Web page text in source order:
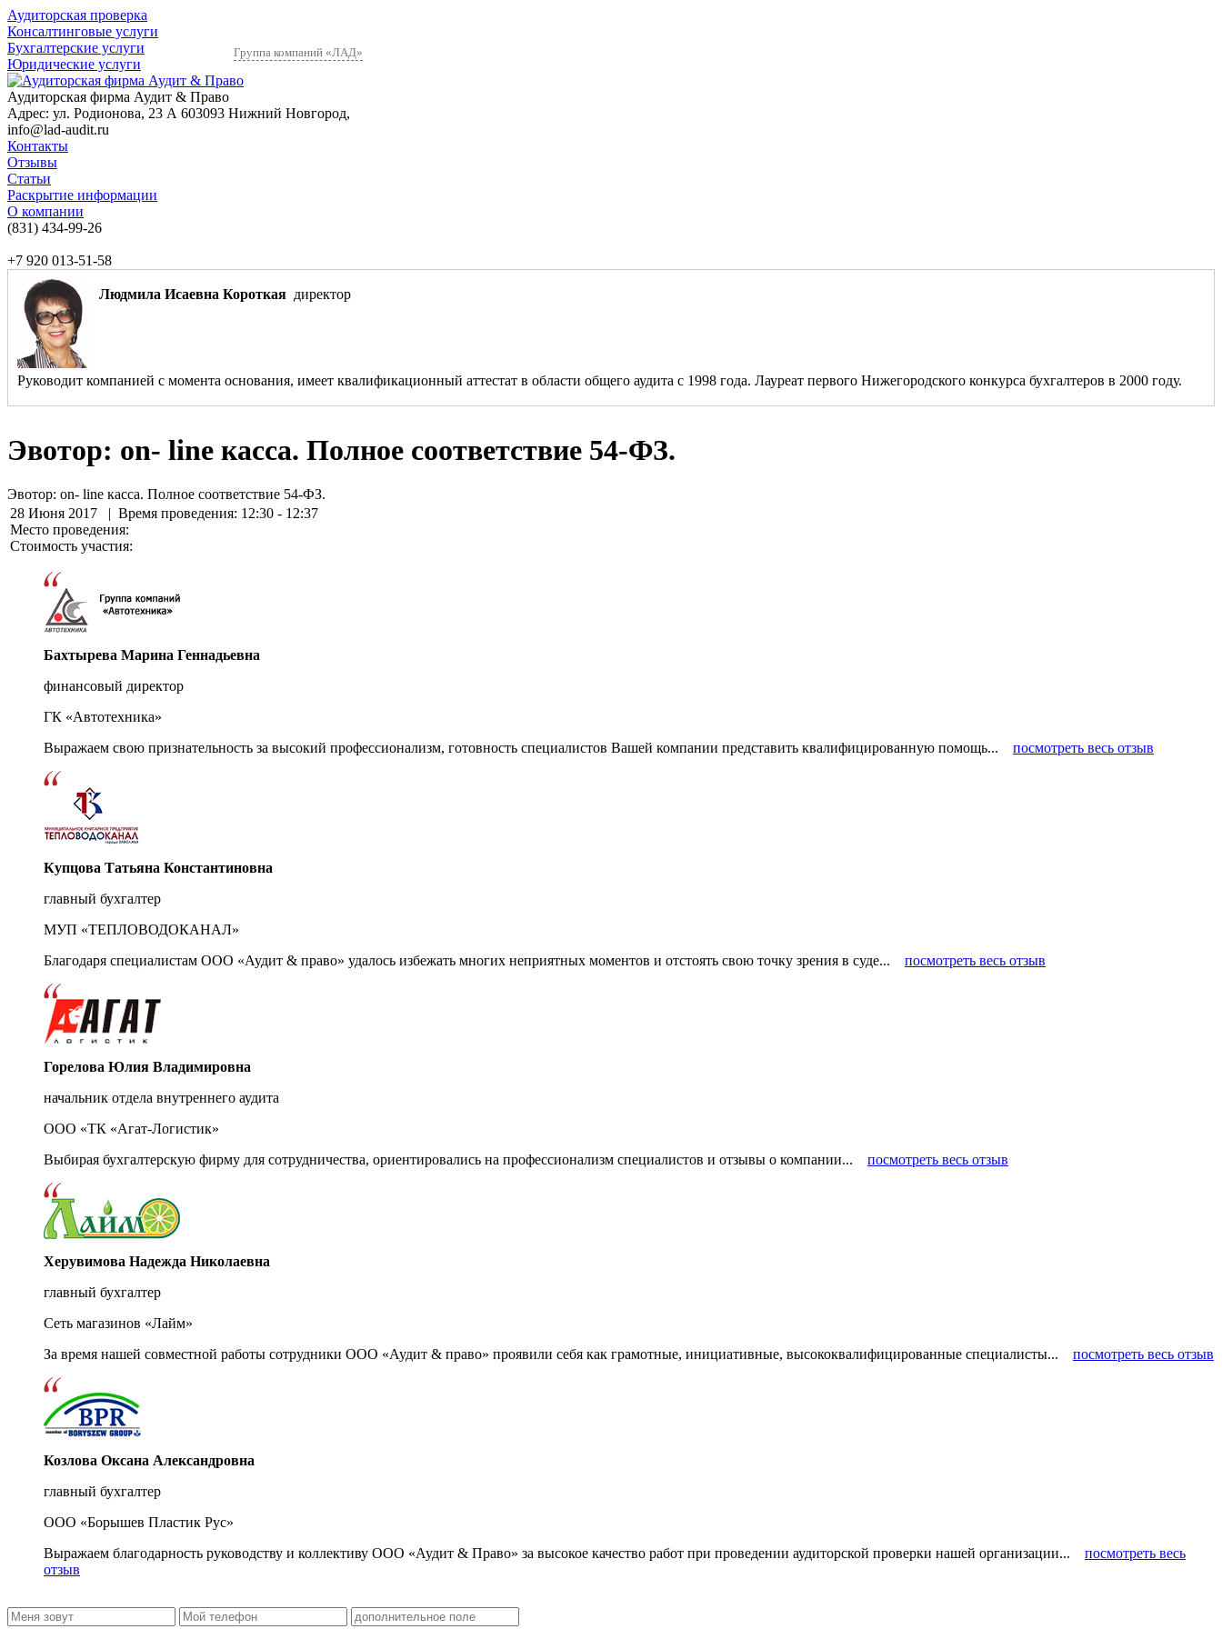
Аудиторская проверка
Консалтинговые услуги
Бухгалтерские услуги
Юридические услуги
Группа компаний «ЛАД»
Аудиторская фирма Аудит & Право
Адрес: ул. Родионова, 23 А 603093 Нижний Новгород,
info@lad-audit.ru
Контакты
Отзывы
Статьи
Раскрытие информации
О компании
(831) 434-99-26
+7 920 013-51-58
Людмила Исаевна Короткая директор
Руководит компанией с момента основания, имеет квалификационный аттестат в области общего аудита с 1998 года. Лауреат первого Нижегородского конкурса бухгалтеров в 2000 году.
Эвотор: on- linе касса. Полное соответствие 54-ФЗ.
Эвотор: on- linе касса. Полное соответствие 54-ФЗ.
28 Июня 2017
| Время проведения: 12:30 - 12:37
Место проведения:
Стоимость участия:
Бахтырева Марина Геннадьевна
финансовый директор
ГК «Автотехника»
Выражаем свою признательность за высокий профессионализм, готовность специалистов Вашей компании представить квалифицированную помощь... посмотреть весь отзыв
Купцова Татьяна Константиновна
главный бухгалтер
МУП «ТЕПЛОВОДОКАНАЛ»
Благодаря специалистам ООО «Аудит & право» удалось избежать многих неприятных моментов и отстоять свою точку зрения в суде... посмотреть весь отзыв
Горелова Юлия Владимировна
начальник отдела внутреннего аудита
ООО «ТК «Агат-Логистик»
Выбирая бухгалтерскую фирму для сотрудничества, ориентировались на профессионализм специалистов и отзывы о компании... посмотреть весь отзыв
Херувимова Надежда Николаевна
главный бухгалтер
Сеть магазинов «Лайм»
За время нашей совместной работы сотрудники ООО «Аудит & право» проявили себя как грамотные, инициативные, высококвалифицированные специалисты... посмотреть весь отзыв
Козлова Оксана Александровна
главный бухгалтер
ООО «Борышев Пластик Рус»
Выражаем благодарность руководству и коллективу ООО «Аудит & Право» за высокое качество работ при проведении аудиторской проверки нашей организации... посмотреть весь
отзыв